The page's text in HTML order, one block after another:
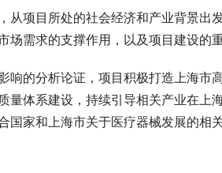
从项目所处的社会经济和产业背景出
场需求的支撑作用，以及项目建设的
响的分析论证，项目积极打造上海市
量体系建设，持续引导相关产业在上
国家和上海市关于医疗器械发展的相